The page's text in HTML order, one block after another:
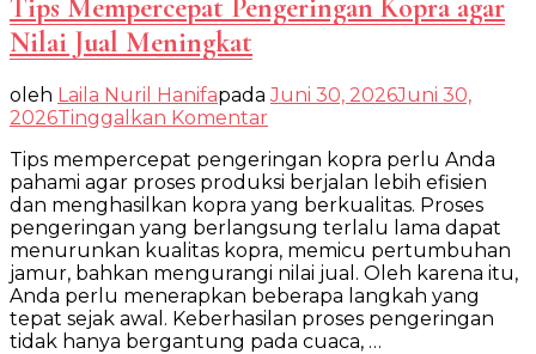
Tips Mempercepat Pengeringan Kopra agar
Nilai Jual Meningkat
oleh Laila Nuril HanifapadaJuni 30, 2026Juni 30,
2026Tinggalkan Komentar
Mempercepat
Pengeringan
Kopra
agar
Nilai
Jual
Meningkat
Tips mempercepat pengeringan kopra perlu Anda
pahami agar proses produksi berjalan lebih efisien
dan menghasilkan kopra yang berkualitas. Proses
pengeringan yang berlangsung terlalu lama dapat
menurunkan kualitas kopra, memicu pertumbuhan
jamur, bahkan mengurangi nilai jual. Oleh karena itu,
Anda perlu menerapkan beberapa langkah yang
tepat sejak awal. Keberhasilan proses pengeringan
tidak hanya bergantung pada cuaca, …